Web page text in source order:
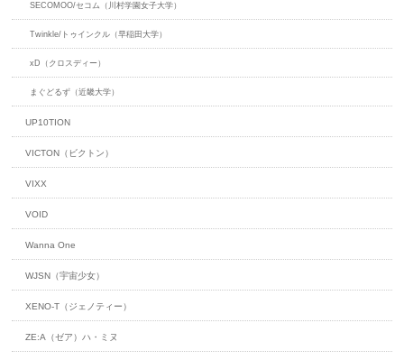
SECOMOO/セコム（川村学園女子大学）
Twinkle/トゥインクル（早稲田大学）
xD（クロスディー）
まぐどるず（近畿大学）
UP10TION
VICTON（ビクトン）
VIXX
VOID
Wanna One
WJSN（宇宙少女）
XENO-T（ジェノティー）
ZE:A（ゼア）ハ・ミヌ